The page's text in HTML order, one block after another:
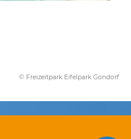
© Freizeitpark Eifelpark Gondorf